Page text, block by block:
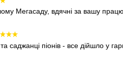
Мегасаду, вдячні за вашу
саджанці піонів - все дійшло у